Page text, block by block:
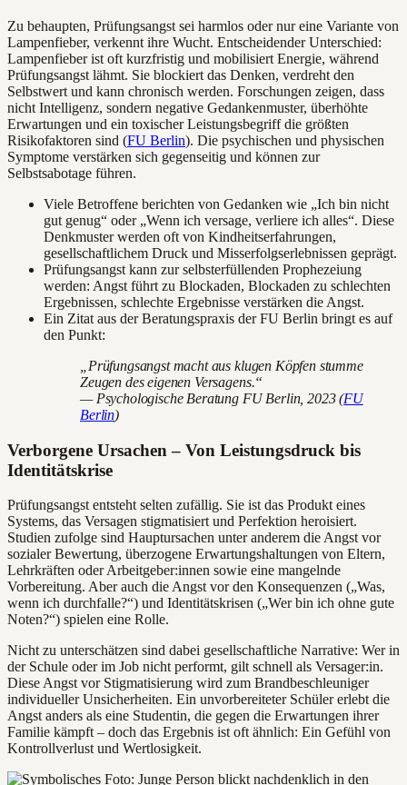
Zu behaupten, Prüfungsangst sei harmlos oder nur eine Variante von
Lampenfieber, verkennt ihre Wucht. Entscheidender Unterschied:
Lampenfieber ist oft kurzfristig und mobilisiert Energie, während
Prüfungsangst lähmt. Sie blockiert das Denken, verdreht den
Selbstwert und kann chronisch werden. Forschungen zeigen, dass
nicht Intelligenz, sondern negative Gedankenmuster, überhöhte
Erwartungen und ein toxischer Leistungsbegriff die größten
Risikofaktoren sind (FU Berlin). Die psychischen und physischen
Symptome verstärken sich gegenseitig und können zur
Selbstsabotage führen.
Viele Betroffene berichten von Gedanken wie „Ich bin nicht
gut genug“ oder „Wenn ich versage, verliere ich alles“. Diese
Denkmuster werden oft von Kindheitserfahrungen,
gesellschaftlichem Druck und Misserfolgserlebnissen geprägt.
Prüfungsangst kann zur selbsterfüllenden Prophezeiung
werden: Angst führt zu Blockaden, Blockaden zu schlechten
Ergebnissen, schlechte Ergebnisse verstärken die Angst.
Ein Zitat aus der Beratungspraxis der FU Berlin bringt es auf
den Punkt:
„Prüfungsangst macht aus klugen Köpfen stumme
Zeugen des eigenen Versagens.“
— Psychologische Beratung FU Berlin, 2023 (FU
Berlin)
Verborgene Ursachen – Von Leistungsdruck bis
Identitätskrise
Prüfungsangst entsteht selten zufällig. Sie ist das Produkt eines
Systems, das Versagen stigmatisiert und Perfektion heroisiert.
Studien zufolge sind Hauptursachen unter anderem die Angst vor
sozialer Bewertung, überzogene Erwartungshaltungen von Eltern,
Lehrkräften oder Arbeitgeber:innen sowie eine mangelnde
Vorbereitung. Aber auch die Angst vor den Konsequenzen („Was,
wenn ich durchfalle?“) und Identitätskrisen („Wer bin ich ohne gute
Noten?“) spielen eine Rolle.
Nicht zu unterschätzen sind dabei gesellschaftliche Narrative: Wer in
der Schule oder im Job nicht performt, gilt schnell als Versager:in.
Diese Angst vor Stigmatisierung wird zum Brandbeschleuniger
individueller Unsicherheiten. Ein unvorbereiteter Schüler erlebt die
Angst anders als eine Studentin, die gegen die Erwartungen ihrer
Familie kämpft – doch das Ergebnis ist oft ähnlich: Ein Gefühl von
Kontrollverlust und Wertlosigkeit.